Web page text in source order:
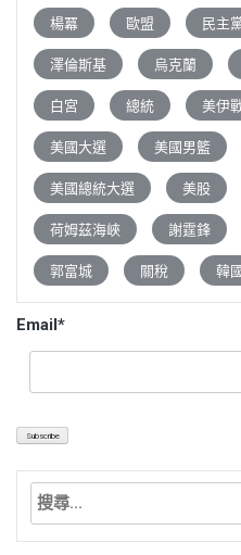
楊冪 歐盟 民主
澤倫斯基 烏克蘭
白宮 總統 美伊
美國大選 美國男籃
美國總統大選 美股
荷姆茲海峽 謝霆鋒
郭富城 關稅 韓
Email*
搜
關